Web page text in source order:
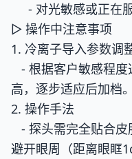
- 对光敏感或正在
▷ 操作中注意事项
1. 冷离子导入参数调
- 根据客户敏感程度
高，逐步适应后加档
2. 操作手法
- 探头需完全贴合皮
避开眼周（距离眼眶